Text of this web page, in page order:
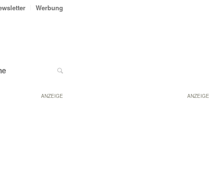
ANZEIGE
Werbung
ANZEIGE